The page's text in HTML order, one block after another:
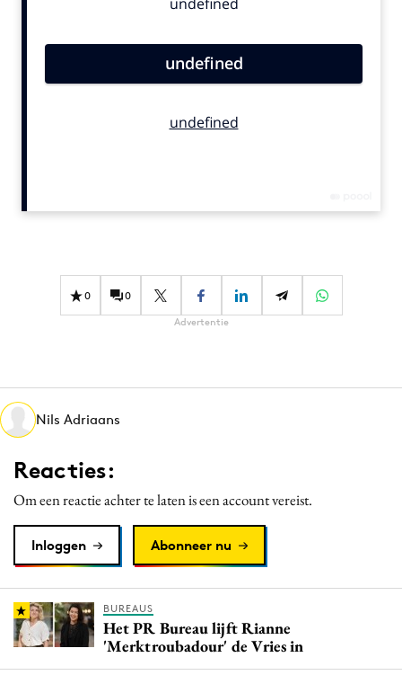
Carriere
Contentmarketing
Digital transformation
Gedragsverandering
Influencer marketing
Media
Merkstrategie
Programmatic
Purpose Marketing
0 0
Advertentie
Nils Adriaans
Reacties:
Om een reactie achter te laten is een account vereist.
Inloggen Abonneer nu
BUREAUS
Het PR Bureau lijft Rianne
'Merktroubadour' de Vries in